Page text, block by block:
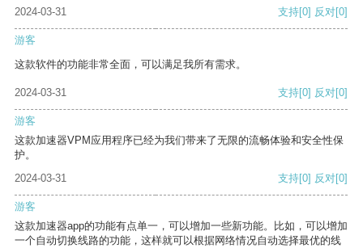
2024-03-31 支持[0] 反对[0]
游客
这款软件的功能非常全面，可以满足我所有需求。
2024-03-31 支持[0] 反对[0]
游客
这款加速器VPM应用程序已经为我们带来了无限的流畅体验和安全性保
护。
2024-03-31
支持[0] 反对[0]
游客
这款加速器app的功能有点单一，可以增加一些新功能。比如，可以增加
一个自动切换线路的功能，这样就可以根据网络情况自动选择最优的线